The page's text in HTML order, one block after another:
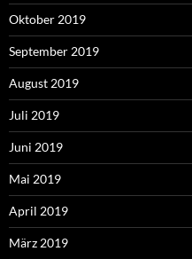
Oktober 2019
September 2019
August 2019
Juli 2019
Juni 2019
Mai 2019
April 2019
März 2019